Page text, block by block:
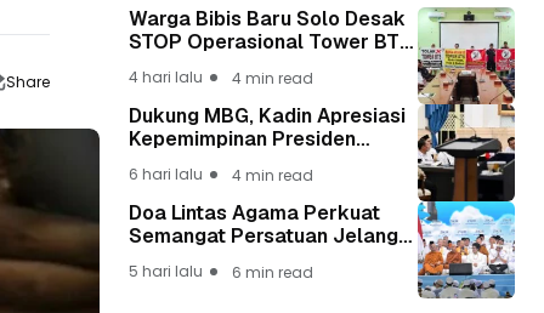
Share
Warga Bibis Baru Solo Desak
STOP Operasional Tower BTS,
Keselamatan Warga Lebih
Berharga
4 hari lalu 4 min read
Dukung MBG, Kadin Apresiasi
Kepemimpinan Presiden
6 hari lalu 4 min read
Doa Lintas Agama Perkuat
Semangat Persatuan Jelang
5 hari lalu 6 min read